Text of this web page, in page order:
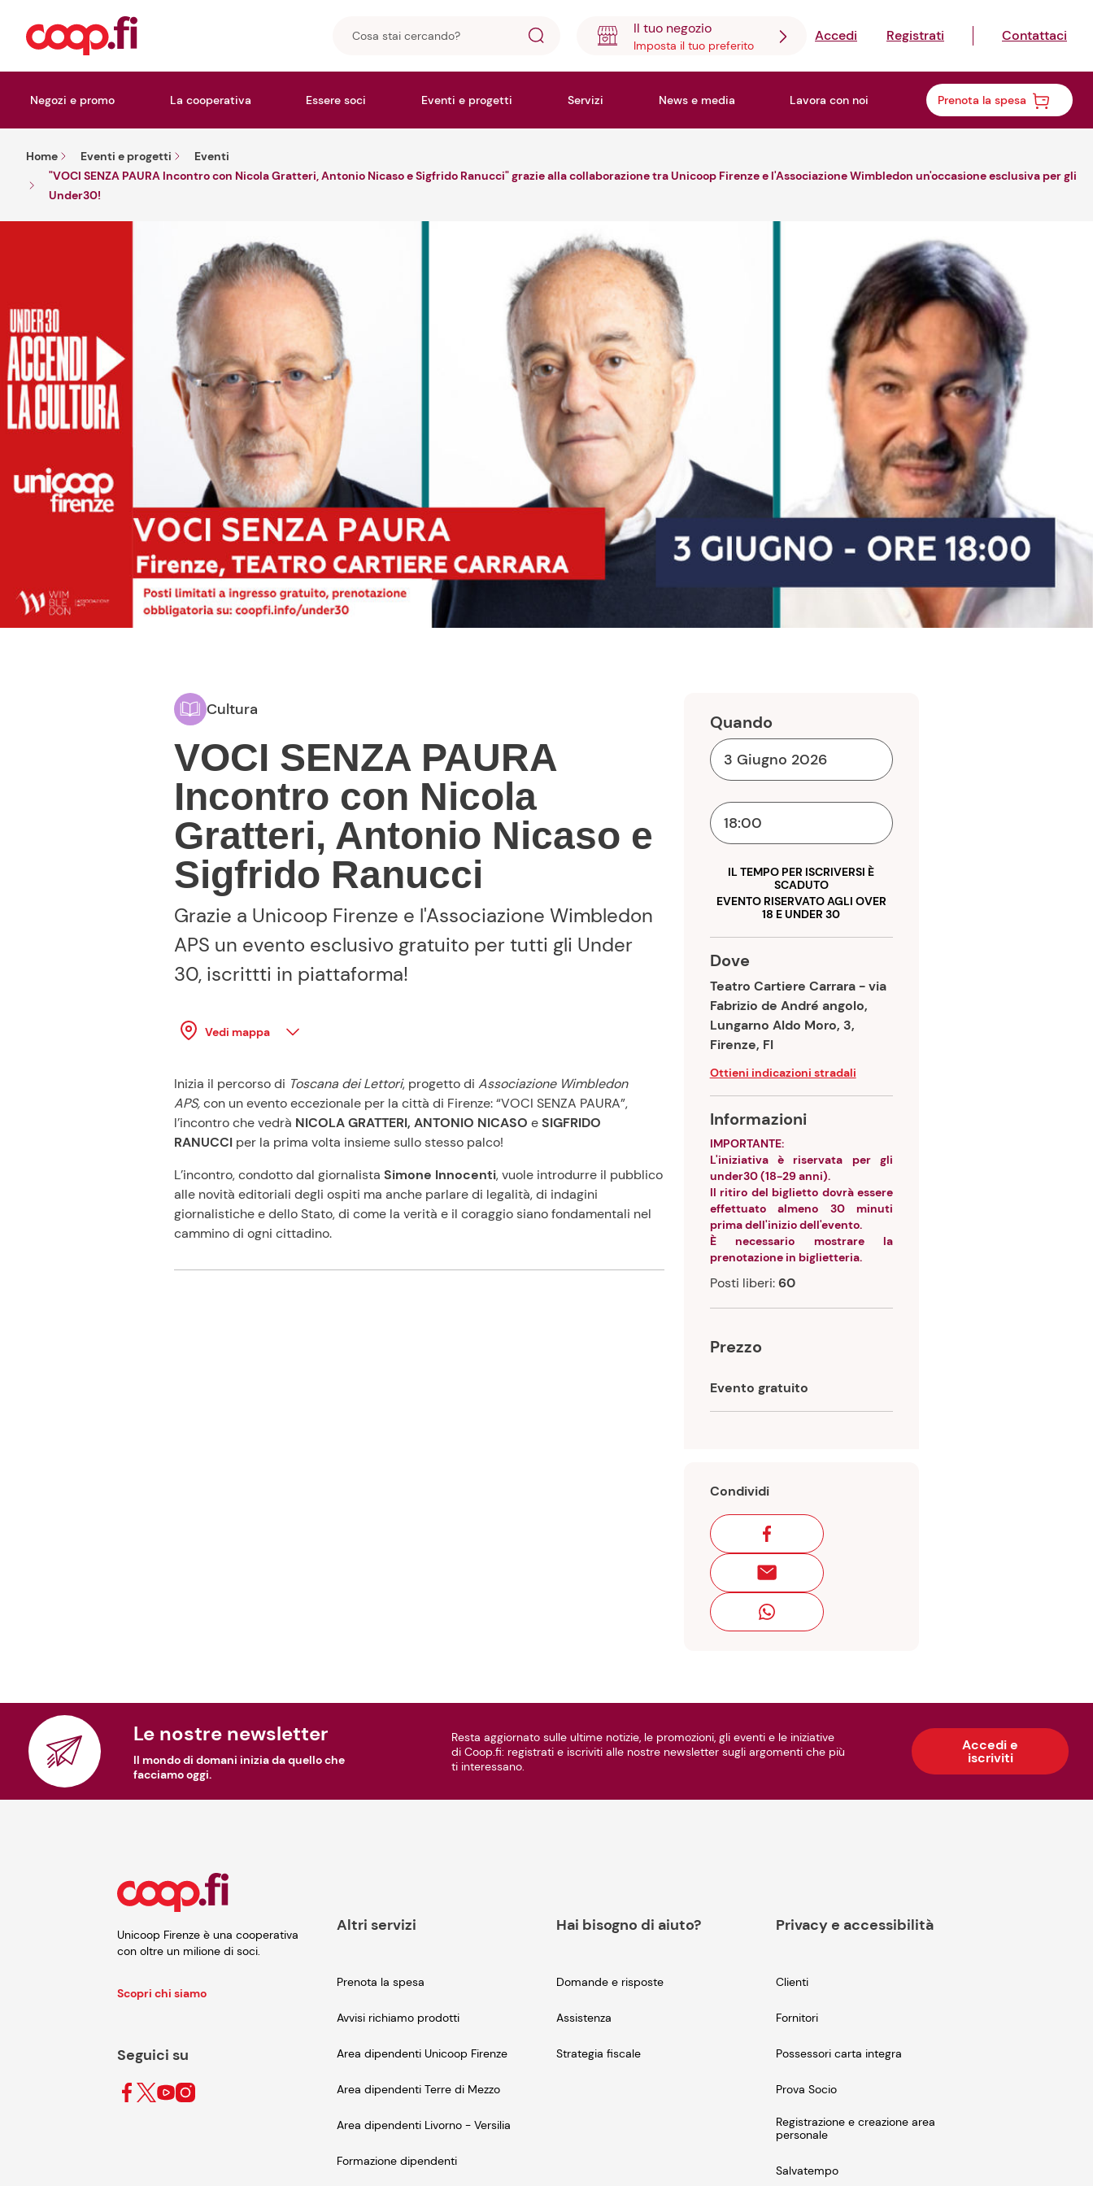
stai
Il tuo negozio
Imposta il tuo preferito
Accedi Registrati Contattaci
Negozi e promo La cooperativa Essere soci Eventi e progetti Servizi News e media Lavora con noi Prenota la spesa
Home Eventi e progetti
Eventi
"VOCI SENZA PAURA Incontro con Nicola Gratteri, Antonio Nicaso e Sigfrido Ranucci" grazie alla collaborazione tra Unicoop Firenze e l'Associazione Wimbledon un'occasione esclusiva per gli
Under30!
Cultura
VOCI SENZA PAURA
Incontro con Nicola
Gratteri, Antonio Nicaso e
Sigfrido Ranucci
Grazie a Unicoop Firenze e l'Associazione Wimbledon
APS un evento esclusivo gratuito per tutti gli Under
30, iscrittti in piattaforma!
Vedi mappa
Inizia il percorso di Toscana dei Lettori, progetto di Associazione Wimbledon
APS,con un evento eccezionale per la città di Firenze: “VOCI SENZA PAURA”,
l’incontro che vedrà NICOLA GRATTERI, ANTONIO NICASO eSIGFRIDO
RANUCCI per la prima volta insieme sullo stesso palco!
L’incontro, condotto dal giornalista Simone Innocenti, vuole introdurre il pubblico
alle novità editoriali degli ospiti ma anche parlare di legalità, di indagini
giornalistiche e dello Stato, di come la verità e il coraggio siano fondamentali nel
cammino di ogni cittadino.
Quando
3 Giugno 2026
18:00
IL TEMPO PER ISCRIVERSI È
SCADUTO
EVENTO RISERVATO AGLI OVER
18 E UNDER 30
Dove
Teatro Cartiere Carrara - via
Fabrizio de André angolo,
Lungarno Aldo Moro, 3,
Firenze, FI
Ottieni indicazioni stradali
Informazioni
IMPORTANTE:
L'iniziativa è riservata per gli
under30 (18-29 anni).
Il ritiro del biglietto dovrà essere
effettuato almeno 30 minuti
prima dell'inizio dell'evento.
È necessario mostrare la
prenotazione in biglietteria.
Posti liberi:60
Prezzo
Evento gratuito
Condividi
Le nostre newsletter
Il mondo di domani inizia da quello che
facciamo oggi.
Resta aggiornato sulle ultime notizie, le promozioni, gli eventi e le iniziative
di Coop.fi: registrati e iscriviti alle nostre newsletter sugli argomenti che più
ti interessano.
Accedi e
iscriviti
Unicoop Firenze è una cooperativa
con oltre un milione di soci.
Scopri chi siamo
Seguici su
Altri servizi
Prenota la spesa
Avvisi richiamo prodotti
Area dipendenti Unicoop Firenze
Area dipendenti Terre di Mezzo
Area dipendenti Livorno - Versilia
Formazione dipendenti
Hai bisogno di aiuto?
Domande e risposte
Assistenza
Strategia fiscale
Privacy e accessibilità
Clienti
Fornitori
Possessori carta integra
Prova Socio
Registrazione e creazione area
personale
Salvatempo